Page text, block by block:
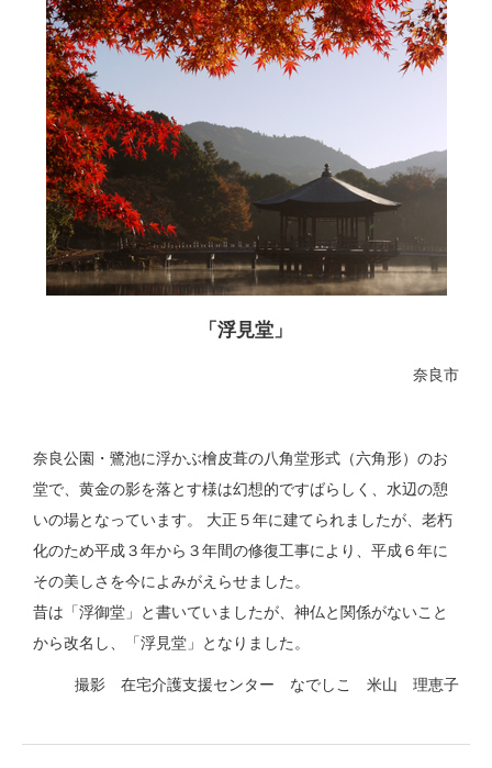
「浮見堂」
奈良市
奈良公園・鷺池に浮かぶ檜皮葺の八角堂形式（六角形）のお
堂で、黄金の影を落とす様は幻想的ですばらしく、水辺の憩
いの場となっています。 大正５年に建てられましたが、老朽
化のため平成３年から３年間の修復工事により、平成６年に
その美しさを今によみがえらせました。
昔は「浮御堂」と書いていましたが、神仏と関係がないこと
から改名し、「浮見堂」となりました。
撮影 在宅介護支援センター なでしこ 米山 理恵子